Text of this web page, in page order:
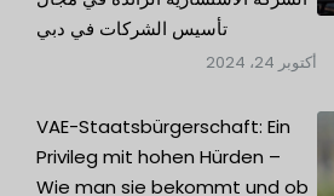
تأسيس الشركات في دبي
أكتوبر 24، 2024
VAE-Staatsbürgerschaft: Ein
Privileg mit hohen Hürden –
Wie man sie bekommt und ob